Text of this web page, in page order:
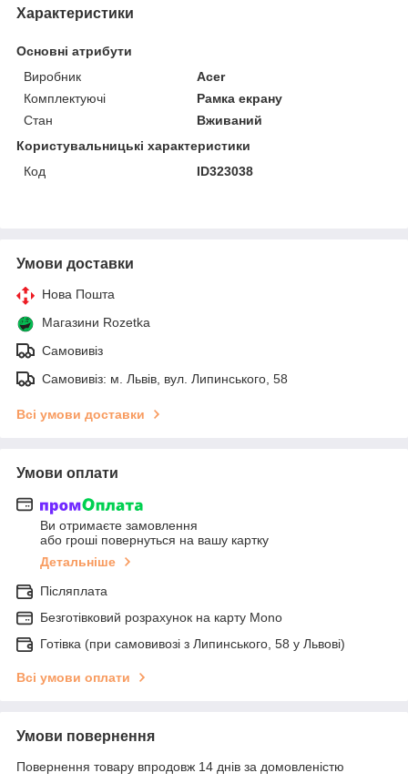
Характеристики
Основні атрибути
Виробник
Acer
Комплектуючі
Рамка екрану
Стан
Вживаний
Користувальницькі характеристики
Код
ID323038
Умови доставки
Нова Пошта
Магазини Rozetka
Самовивіз
Самовивіз: м. Львів, вул. Липинського, 58
Всі умови доставки
Умови оплати
Ви отримаєте замовлення
або гроші повернуться на вашу картку
Детальніше
Післяплата
Безготівковий розрахунок на карту Mono
Готівка (при самовивозі з Липинського, 58 у Львові)
Всі умови оплати
Умови повернення
Повернення товару впродовж 14 днів за домовленістю